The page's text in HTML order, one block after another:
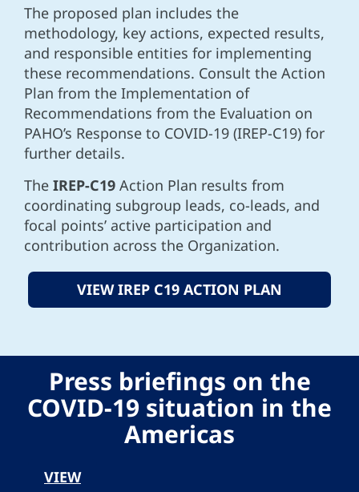
The proposed plan includes the
methodology, key actions, expected results,
and responsible entities for implementing
these recommendations. Consult the Action
Plan from the Implementation of
Recommendations from the Evaluation on
PAHO’s Response to COVID-19 (IREP-C19) for
further details.
The IREP-C19 Action Plan results from
coordinating subgroup leads, co-leads, and
focal points’ active participation and
contribution across the Organization.
VIEW IREP C19 ACTION PLAN
Press briefings on the
COVID-19 situation in the
Americas
VIEW